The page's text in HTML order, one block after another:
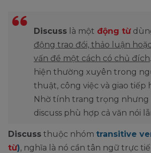
Discuss là một động từ
động trao đổi, thảo luận
vấn đề một cách có chủ đích
hiện thường xuyên trong
thuật, công việc và giao tiếp
Nhờ tính trang trọng nhưng
discuss phù hợp cả văn nói
Discuss thuộc nhóm transitive
từ), nghĩa là nó cần tân ngữ trực